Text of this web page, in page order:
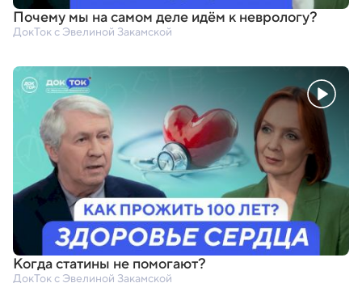
Почему мы на самом деле идём к неврологу?
ДокТок с Эвелиной Закамской
Когда статины не помогают?
ДокТок с Эвелиной Закамской